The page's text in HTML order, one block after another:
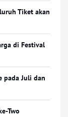
Tiket akan
di Festival
pada Juli dan
Two